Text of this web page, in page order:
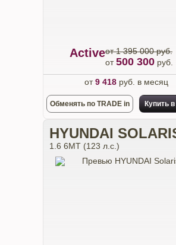
Activeот 1 395 000 руб.
от500 300 руб.
от9 418руб. в месяц
Обменять по TRADE in Купить
HYUNDAI
1.6 6МТ (123 л.с.)